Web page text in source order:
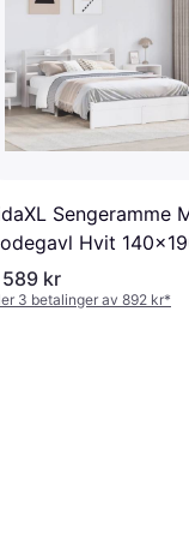
Sengeramme
Hvit
Heltre Furu
kr
3 betalinger av 892 kr*